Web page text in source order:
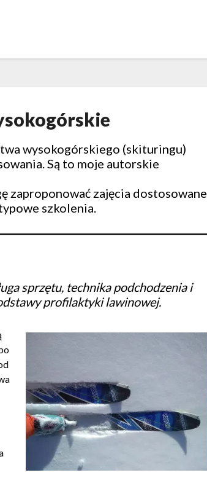
wysokogórskiego (skituringu)
Są to moje autorskie
zaproponować zajęcia dostosowane
szkolenia.
sprzętu, technika podchodzenia i
profilaktyki lawinowej.